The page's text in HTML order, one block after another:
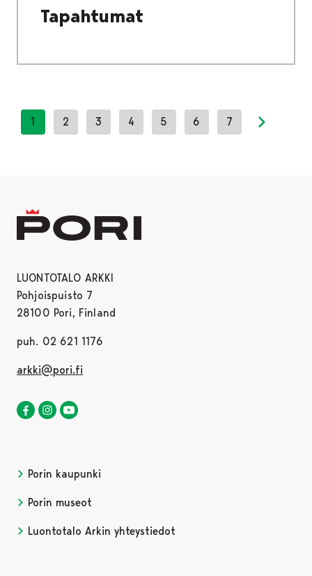
Tapahtumat
1 2 3 4 5 6 7
LUONTOTALO ARKKI
Pohjoispuisto 7
28100 Pori, Finland
puh. 02 621 1176
arkki@pori.fi
Luontotalo Arkki Facebookissa
Avautuu uudessa välilehdessä
Luontotalo Arkki Instagramissa
Avautuu uudessa välilehdessä
Porin kaupunki
Porin museot
Luontotalo Arkin yhteystiedot